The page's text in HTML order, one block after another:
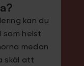
kan du
som helst
medan
skäl att